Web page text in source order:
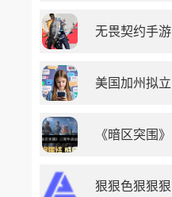
无畏契约手游
美国加州拟立
《暗区突围》
狠狠色狠狠狠